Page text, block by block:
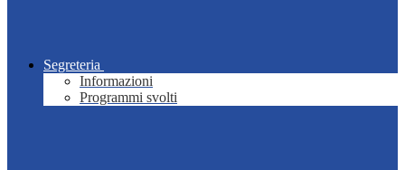
Segreteria
Informazioni
Programmi svolti